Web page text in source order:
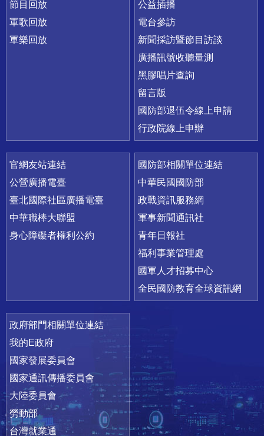
節目回放
軍歌回放
軍樂回放
公益插播
電台參訪
新聞採訪暨節目訪談
廣播訊號收聽量測
黑膠唱片查詢
留言版
國防部退伍令線上申請
行政院線上申辦
官網友站連結
公營廣播電臺
臺北國際社區廣播電臺
中華職棒大聯盟
身心障礙者權利公約
國防部相關單位連結
中華民國國防部
政戰資訊服務網
軍事新聞通訊社
青年日報社
福利事業管理處
國軍人才招募中心
全民國防教育全球資訊網
政府部門相關單位連結
我的E政府
國家發展委員會
國家通訊傳播委員會
大陸委員會
勞動部
台灣就業通